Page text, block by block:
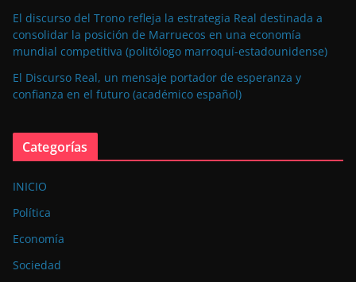
El discurso del Trono refleja la estrategia Real destinada a
consolidar la posición de Marruecos en una economía
mundial competitiva (politólogo marroquí-estadounidense)
El Discurso Real, un mensaje portador de esperanza y
confianza en el futuro (académico español)
Categorías
INICIO
Política
Economía
Sociedad